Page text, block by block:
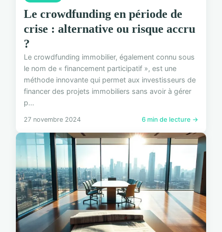
Le crowdfunding en période de
crise : alternative ou risque accru
?
Le crowdfunding immobilier, également connu sous
le nom de « financement participatif », est une
méthode innovante qui permet aux investisseurs de
financer des projets immobiliers sans avoir à gérer
p...
27 novembre 2024 6 min de lecture →